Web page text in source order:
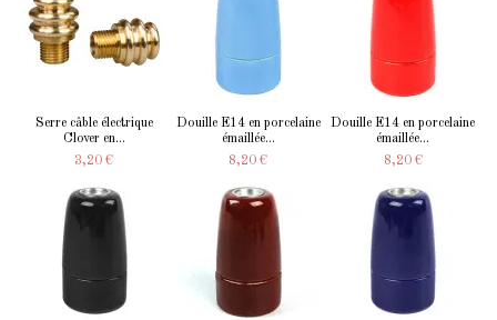
Serre câble électrique
Clover en...
3,20 €
Douille E14 en porcelaine
émaillée...
8,20 €
Douille E14 en porcelaine
émaillée...
8,20 €